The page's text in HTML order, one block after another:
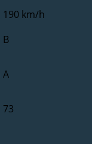
190 km/h
B
A
73